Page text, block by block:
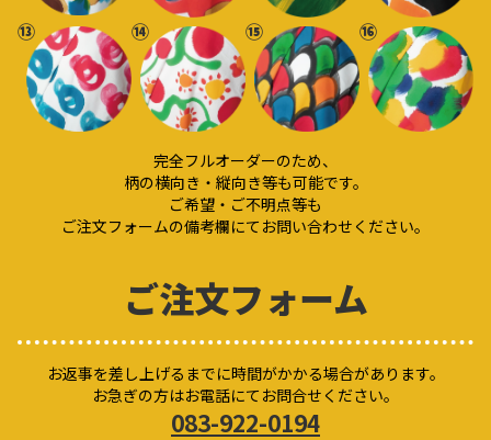
⑬ ⑭ ⑮ ⑯
完全フルオーダーのため、
柄の横向き・縦向き等も可能です。
ご希望・ご不明点等も
ご注文フォームの備考欄にてお問い合わせください。
ご注文フォーム
お返事を差し上げるまでに時間がかかる場合があります。
お急ぎの方はお電話にてお問合せください。
083-922-0194